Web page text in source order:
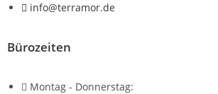
info@terramor.de
Bürozeiten
Montag - Donnerstag: